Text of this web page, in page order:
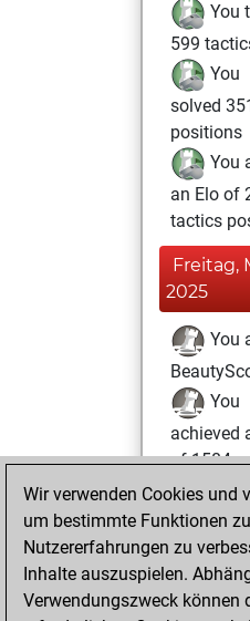
You
599
You
solved
positions
You
an Elo of
tactics
Freitag,
2025
You
You
achieved
of 1584
Oktober
You
your
Wir verwenden Cookies und
um bestimmte Funktionen
Nutzererfahrungen zu
Inhalte auszuspielen.
Verwendungszweck können